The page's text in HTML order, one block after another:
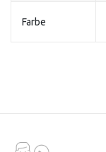
Farbe